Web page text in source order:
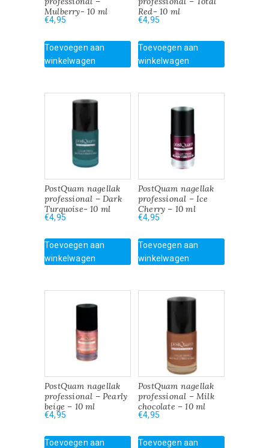
Mulberry- 10 ml
€4,95
Toevoegen aan
winkelwagen
Red- 10 ml
€4,95
Toevoegen aan
winkelwagen
PostQuam nagellak
professional – Dark
Turquoise- 10 ml
€4,95
Toevoegen aan
winkelwagen
PostQuam nagellak
professional – Ice
Cherry – 10 ml
€4,95
Toevoegen aan
winkelwagen
PostQuam nagellak
professional – Pearly
beige – 10 ml
€4,95
Toevoegen aan
PostQuam nagellak
professional – Milk
chocolate – 10 ml
€4,95
Toevoegen aan